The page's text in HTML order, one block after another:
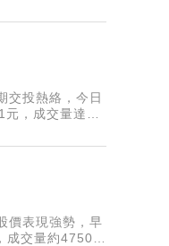
交投熱絡，今日
，成交量達
價表現強勢，早
成交量約4750